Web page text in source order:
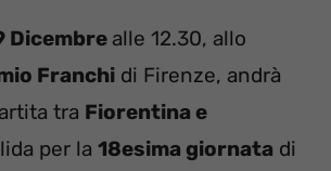
Dicembre alle 12.30, allo
Franchi di Firenze, andrà
tra Fiorentina e
per la 18esima giornata di